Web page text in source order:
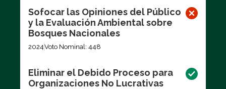
Sofocar las Opiniones del Público
y la Evaluación Ambiental sobre
Bosques Nacionales
2024Voto Nominal: 448
Eliminar el Debido Proceso para
Organizaciones No Lucrativas